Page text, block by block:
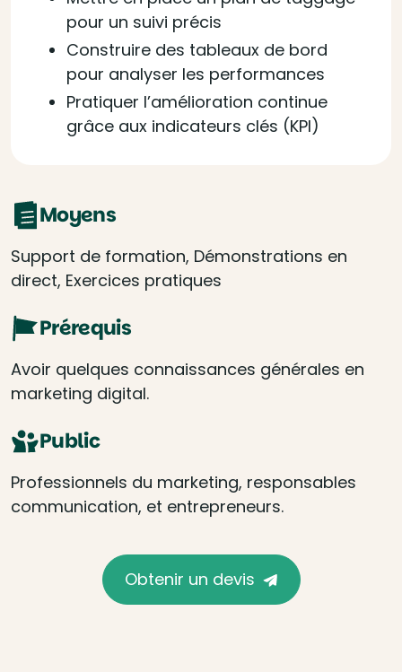
pour un suivi précis
Construire des tableaux de bord
pour analyser les performances
Pratiquer l’amélioration continue
grâce aux indicateurs clés (KPI)
Moyens
Support de formation, Démonstrations en
direct, Exercices pratiques
Prérequis
Avoir quelques connaissances générales en
marketing digital.
Public
Professionnels du marketing, responsables
communication, et entrepreneurs.
Obtenir un devis